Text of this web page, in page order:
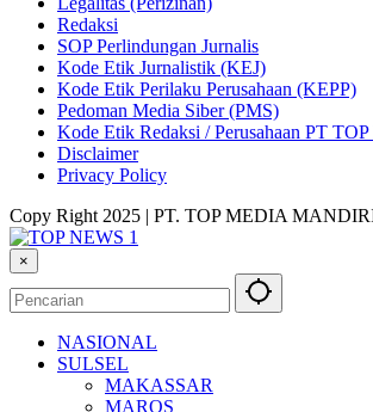
Redaksi
SOP Perlindungan Jurnalis
Kode Etik Jurnalistik (KEJ)
Kode Etik Perilaku Perusahaan (KEPP)
Pedoman Media Siber (PMS)
Kode Etik Redaksi / Perusahaan PT
Disclaimer
Privacy Policy
Copy Right 2025 | PT. TOP MEDIA
×
NASIONAL
SULSEL
MAKASSAR
MAROS